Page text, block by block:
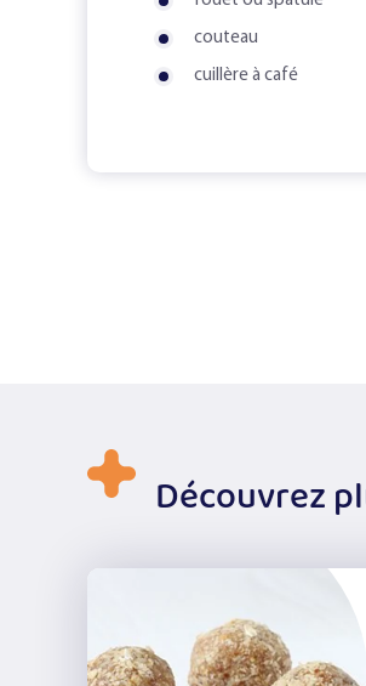
couteau
cuillère à café
Découvrez